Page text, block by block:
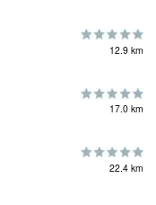
12.9 km
17.0 km
22.4 km